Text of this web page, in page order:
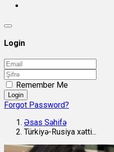
Login
Remember Me
Login
Forgot Password?
Əsas Səhifə
Türkiyə-Rusiya xətti...